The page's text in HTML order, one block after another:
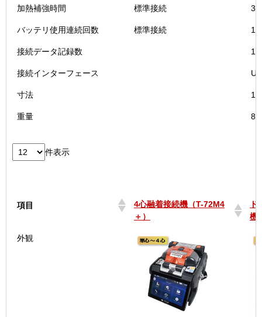
加熱補強時間 標準接続 30
バッテリ使用連続回数 標準接続
接続データ記録数
接続インターフェース
寸法
重量
件表示
項目
4心融着接続機（T-72M4
＋）
機
項目
＋）
外観